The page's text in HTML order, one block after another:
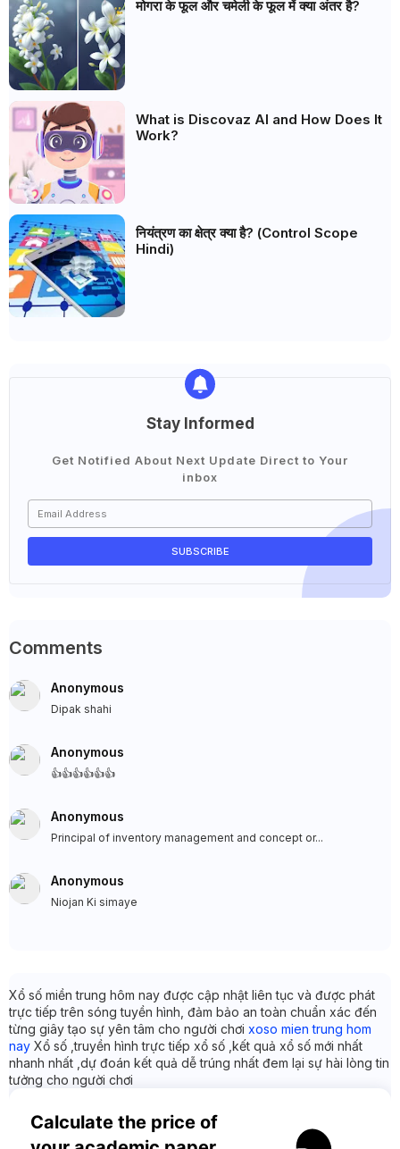
मोगरा के फूल और चमेली के फूल में क्या अंतर है?
What is Discovaz AI and How Does It
Work?
नियंत्रण का क्षेत्र क्या है? (Control Scope
Hindi)
Stay Informed
Get Notified About Next Update Direct to Your
inbox
Comments
Anonymous
Dipak shahi
Anonymous
👍👍👍👍👍👍
Anonymous
Principal of inventory management and concept or...
Anonymous
Niojan Ki simaye
Xổ số miền trung hôm nay được cập nhật liên tục và được phát
trực tiếp trên sóng tuyền hình, đảm bảo an toàn chuẩn xác đến
từng giây tạo sự yên tâm cho người chơi xoso mien trung hom
nay Xổ số ,truyền hình trực tiếp xổ số ,kết quả xổ số mới nhất
nhanh nhất ,dự đoán kết quả dễ trúng nhất đem lại sự hài lòng tin
tưởng cho người chơi
Calculate the price of